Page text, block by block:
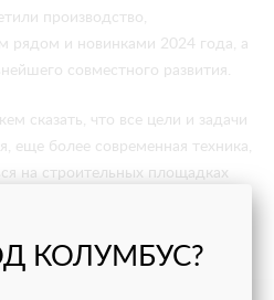
производство,
рядом и новинками 2024 года, а
совместного развития.
сказать, что все цели и задачи
еще более современная техника,
на строительных площадках
КОЛУМБУС?